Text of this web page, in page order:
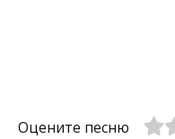
Оцените песню